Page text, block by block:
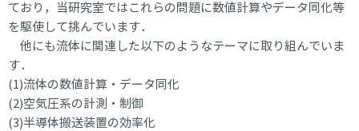
ており，当研究室ではこれらの問題に数値計算やデータ同化等
を駆使して挑んでいます．
他にも流体に関連した以下のようなテーマに取り組んでいま
す．
(1)流体の数値計算・データ同化
(2)空気圧系の計測・制御
(3)半導体搬送装置の効率化